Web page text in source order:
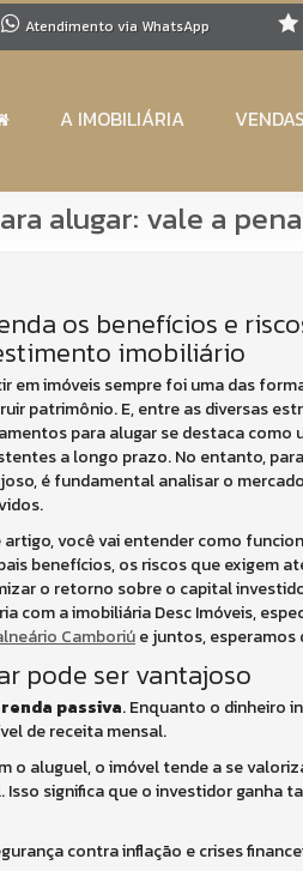
Atendimento via WhatsApp
A IMOBILIÁRIA VENDAS
alugar: vale a
os benefícios e
imobiliário
em imóveis sempre foi uma das
patrimônio. E, entre as diversas
para alugar se destaca como
a longo prazo. No entanto,
é fundamental analisar o
artigo, você vai entender como
benefícios, os riscos que exigem
o retorno sobre o capital
com a imobiliária Desc Imóveis,
Camboriúe juntos, esperamos
pode ser vantajoso
renda passiva. Enquanto o dinheiro
de receita mensal.
o aluguel, o imóvel tende a se
significa que o investidor ganha
contra inflação e crises